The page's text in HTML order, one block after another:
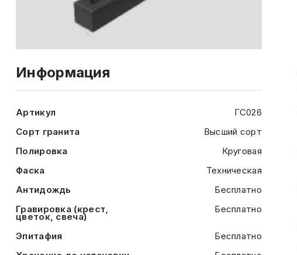
Информация
Артикул
ГС026
Сорт гранита
Высший сорт
Полировка
Круговая
Фаска
Техническая
Антидождь
Бесплатно
Гравировка (крест,
цветок, свеча)
Бесплатно
Эпитафия
Бесплатно